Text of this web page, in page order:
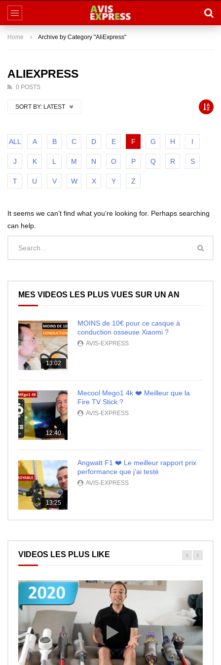
Home Archive by Category "AliExpress"
ALIEXPRESS
0 POSTS
SORT BY: LATEST
ALL A B C D E F G H I
J K L M N O P Q R S
T U V W X Y Z
It seems we can’t find what you’re looking for. Perhaps searching
can help.
MES VIDEOS LES PLUS VUES SUR UN AN
13:02
MOINS de 10€ pour ce casque à
conduction osseuse Xiaomi ?
AVIS-EXPRESS
12:40
Mecool Mego1 4k ❤️ Meilleur que la
Fire TV Stick ?
AVIS-EXPRESS
13:25
Angwatt F1 ❤️ Le meilleur rapport prix
performance que j’ai testé
AVIS-EXPRESS
VIDEOS LES PLUS LIKE